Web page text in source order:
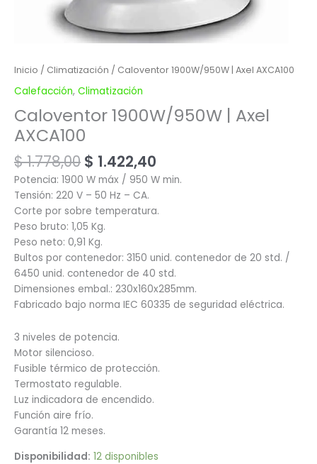
Inicio / Climatización / Caloventor 1900W/950W | Axel AXCA100
Calefacción, Climatización
Caloventor 1900W/950W | Axel
AXCA100
$1.778,00 $ 1.422,40
Potencia: 1900 W máx / 950 W min.
Tensión: 220 V – 50 Hz – CA.
Corte por sobre temperatura.
Peso bruto: 1,05 Kg.
Peso neto: 0,91 Kg.
Bultos por contenedor: 3150 unid. contenedor de 20 std. /
6450 unid. contenedor de 40 std.
Dimensiones embal.: 230x160x285mm.
Fabricado bajo norma IEC 60335 de seguridad eléctrica.
3 niveles de potencia.
Motor silencioso.
Fusible térmico de protección.
Termostato regulable.
Luz indicadora de encendido.
Función aire frío.
Garantía 12 meses.
Disponibilidad: 12 disponibles